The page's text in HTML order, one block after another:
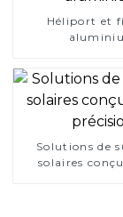
Héliport et
Solutions de
solaires